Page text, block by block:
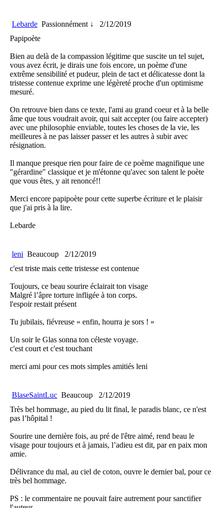
Lebarde Passionnément ↓
2/12/2019
Papipoète
Bien au delà de la compassion légitime que suscite un tel sujet,
vous avez écrit, je dirais une fois encore, un poème d'une
extrême sensibilité et pudeur, plein de tact et délicatesse dont la
tristesse contenue exprime une légèreté proche d'un optimisme
mesuré.
On retrouve bien dans ce texte, l'ami au grand coeur et à la belle
âme que tous voudrait avoir, qui sait accepter (ou faire accepter)
avec une philosophie enviable, toutes les choses de la vie, les
meilleures à ne pas laisser passer et les autres à subir avec
résignation.
Il manque presque rien pour faire de ce poème magnifique une
"gérardine" classique et je m'étonne qu'avec son talent le poète
que vous êtes, y ait renoncé!!
Merci encore papipoète pour cette superbe écriture et le plaisir
que j'ai pris à la lire.
Lebarde
leni Beaucoup
2/12/2019
c'est triste mais cette tristesse est contenue
Toujours, ce beau sourire éclairait ton visage
Malgré l’âpre torture infligée à ton corps.
l'espoir restait présent
Tu jubilais, fiévreuse « enfin, hourra je sors ! »
Un soir le Glas sonna ton céleste voyage.
c'est court et c'est touchant
merci ami pour ces mots simples amitiés leni
BlaseSaintLuc Beaucoup
2/12/2019
Très bel hommage, au pied du lit final, le paradis blanc, ce n'est
pas l’hôpital !
Sourire une dernière fois, au pré de l'être aimé, rend beau le
visage pour toujours et à jamais, l’adieu est dit, par en paix mon
amie.
Délivrance du mal, au ciel de coton, ouvre le dernier bal, pour ce
très bel hommage.
PS : le commentaire ne pouvait faire autrement pour sanctifier